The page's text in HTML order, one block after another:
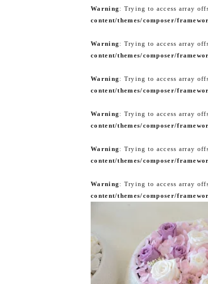
Warning : Trying to access array
content/themes/composer/
Warning : Trying to access array
content/themes/composer/
Warning : Trying to access array
content/themes/composer/
Warning : Trying to access array
content/themes/composer/
Warning : Trying to access array
content/themes/composer/
Warning : Trying to access array
content/themes/composer/